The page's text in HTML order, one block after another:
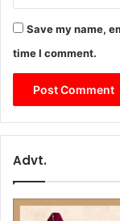
Save my name,
time I comment.
Advt.